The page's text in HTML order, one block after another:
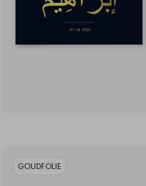
GOUDFOLIE